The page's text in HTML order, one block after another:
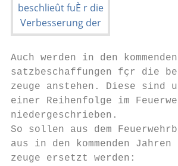
Auch werden in den
satzbeschaffungen fçr
zeuge anstehen. Diese
einer Reihenfolge im
niedergeschrieben.
So sollen aus dem
aus in den kommenden
zeuge ersetzt